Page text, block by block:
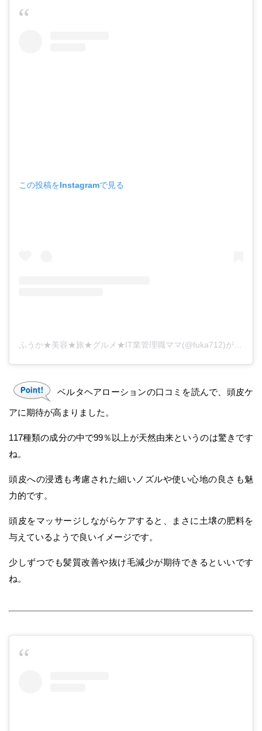
この投稿をInstagramで見る
ふうか★美容★旅★グルメ★IT業管理職ママ(@fuka712)がシェアした投稿
ベルタヘアローションの口コミを読んで、頭皮ケ
アに期待が高まりました。
117種類の成分の中で99％以上が天然由来というのは驚きです
ね。
頭皮への浸透も考慮された細いノズルや使い心地の良さも魅
力的です。
頭皮をマッサージしながらケアすると、まさに土壌の肥料を
与えているようで良いイメージです。
少しずつでも髪質改善や抜け毛減少が期待できるといいです
ね。